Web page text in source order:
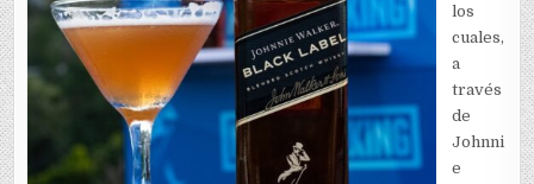
los
cuales,
a
través
de
Johnni
e